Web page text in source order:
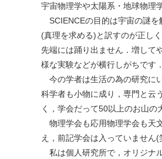
宇宙物理学や太陽系・地球物理
SCIENCEの目的は宇宙の謎を
(真理を求める)と訳すのが正し
先端には踊り出ません．増して
様な実験などが横行しがちです
今の学者は生活の為の研究に
科学者も小物に成り，専門と云
く，学会だって50以上のお山の
物理学会も応用物理学会も天
え，前記学会は入っていません(
私は個人研究所で，オリジナ